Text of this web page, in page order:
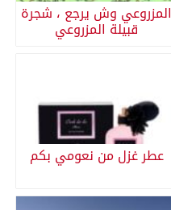
المزروعي وش يرجع ، شجرة
قبيلة المزروعي
عطر غزل من نعومي بكم